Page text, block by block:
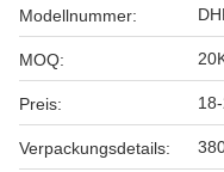
Modellnummer:
MOQ:
Preis:
Verpackungsdetails: